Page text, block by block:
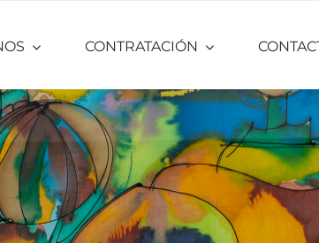
CONTRATACIÓN